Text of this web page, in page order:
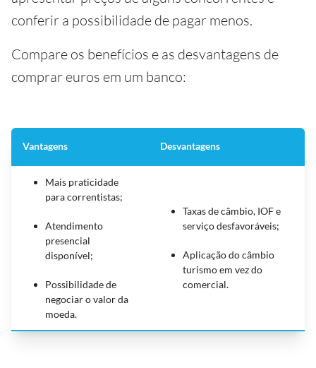
conferir a possibilidade de pagar menos.
Compare os benefícios e as desvantagens de
comprar euros em um banco:
Vantagens Desvantagens
Mais praticidade
para correntistas;
Atendimento
presencial
disponível;
Possibilidade de
negociar o valor da
moeda.
Taxas de câmbio, IOF e
serviço desfavoráveis;
Aplicação do câmbio
turismo em vez do
comercial.